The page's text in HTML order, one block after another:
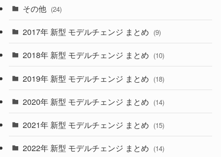
(30)
(27)
(10)
(35)
(10)
(9)
その他 (24)
2017年 新型 モデルチェンジ まとめ (9)
2018年 新型 モデルチェンジ まとめ (10)
2019年 新型 モデルチェンジ まとめ (18)
2020年 新型 モデルチェンジ まとめ (14)
2021年 新型 モデルチェンジ まとめ (15)
2022年 新型 モデルチェンジ まとめ (14)